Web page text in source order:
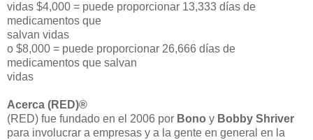
vidas $4,000 = puede proporcionar 13,333 días de
medicamentos que
salvan vidas
o $8,000 = puede proporcionar 26,666 días de
medicamentos que salvan
vidas
Acerca (RED)®
(RED) fue fundado en el 2006 por Bono y Bobby Shriver
para involucrar a empresas y a la gente en general en la